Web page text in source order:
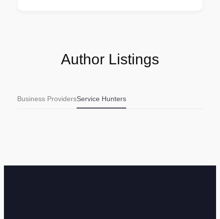
Author Listings
Business ProvidersService Hunters